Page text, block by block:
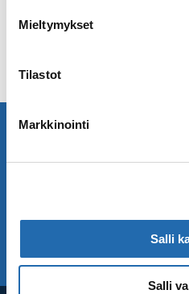
Mieltymykset
Tilastot
Markkinointi
Salli
Salli
Lue lisää
Minne matkustat
uusimmat